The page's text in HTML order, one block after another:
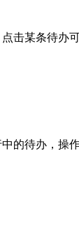
击某条待办
的待办，